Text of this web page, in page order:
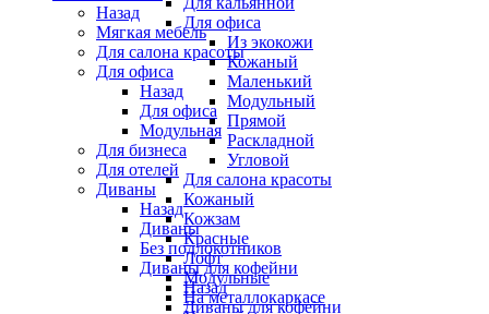
Для офиса
Из экокожи
Кожаный
Маленький
Модульный
Прямой
Раскладной
Угловой
Для салона красоты
Кожаный
Кожзам
Красные
Лофт
Модульные
На металлокаркасе
Назад
Мягкая мебель
Для салона красоты
Для офиса
Назад
Для офиса
Модульная
Для бизнеса
Для отелей
Диваны
Назад
Диваны
Без подлокотников
Диваны для кофейни
Назад
Диваны для кофейни